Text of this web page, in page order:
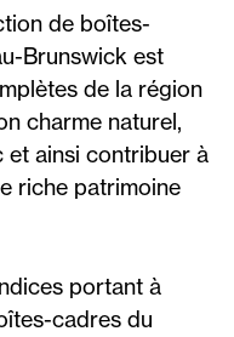
de boîtes-
Brunswick est
de la région
charme naturel,
et ainsi contribuer à
riche patrimoine
portant à
cadres du